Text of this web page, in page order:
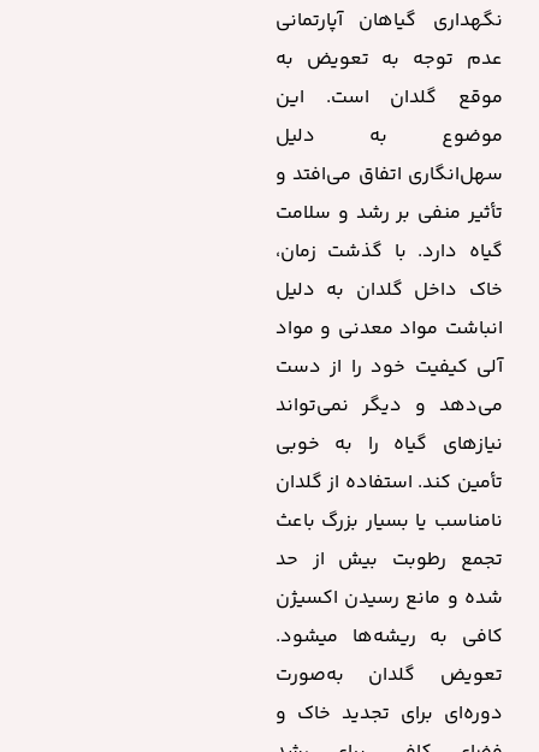
نگهداری گیاهان آپارتمانی
عدم توجه به تعویض به
موقع گلدان است. این
موضوع به دلیل
سهل‌انگاری اتفاق می‌افتد و
تأثیر منفی بر رشد و سلامت
گیاه دارد. با گذشت زمان،
خاک داخل گلدان به دلیل
انباشت مواد معدنی و مواد
آلی کیفیت خود را از دست
می‌دهد و دیگر نمی‌تواند
نیازهای گیاه را به خوبی
تأمین کند. استفاده از گلدان
نامناسب یا بسیار بزرگ باعث
تجمع رطوبت بیش از حد
شده و مانع رسیدن اکسیژن
کافی به ریشه‌ها میشود.
تعویض گلدان به‌صورت
دوره‌ای برای تجدید خاک و